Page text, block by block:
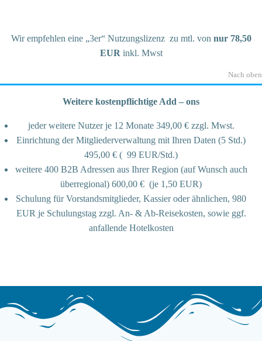
Wir empfehlen eine „3er“ Nutzungslizenz zu mtl. von nur 78,50
EUR inkl. Mwst
Nach oben
Weitere kostenpflichtige Add – ons
jeder weitere Nutzer je 12 Monate 349,00 € zzgl. Mwst.
Einrichtung der Mitgliederverwaltung mit Ihren Daten (5 Std.)
495,00 € ( 99 EUR/Std.)
weitere 400 B2B Adressen aus Ihrer Region (auf Wunsch auch
überregional) 600,00 € (je 1,50 EUR)
Schulung für Vorstandsmitglieder, Kassier oder ähnlichen, 980
EUR je Schulungstag zzgl. An- & Ab-Reisekosten, sowie ggf.
anfallende Hotelkosten